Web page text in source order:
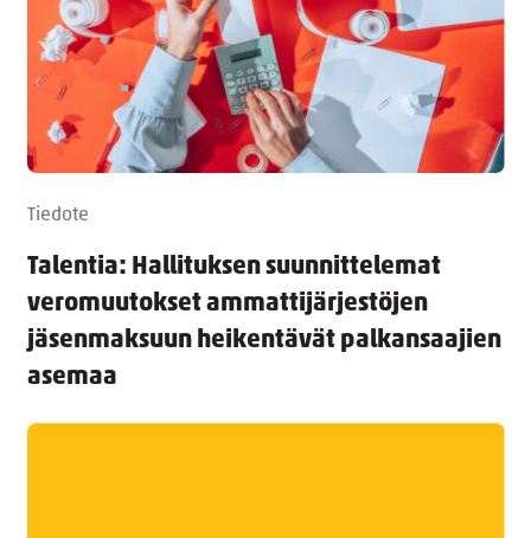
Tiedote
Talentia: Hallituksen suunnittelemat
veromuutokset ammattijärjestöjen
jäsenmaksuun heikentävät palkansaajien
asemaa